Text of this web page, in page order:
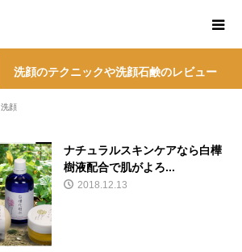
洗顔のテクニックや洗顔石鹸のレビュー
洗顔
ナチュラルスキンケアなら白樺
樹液配合で肌がよろ...
2018.12.13